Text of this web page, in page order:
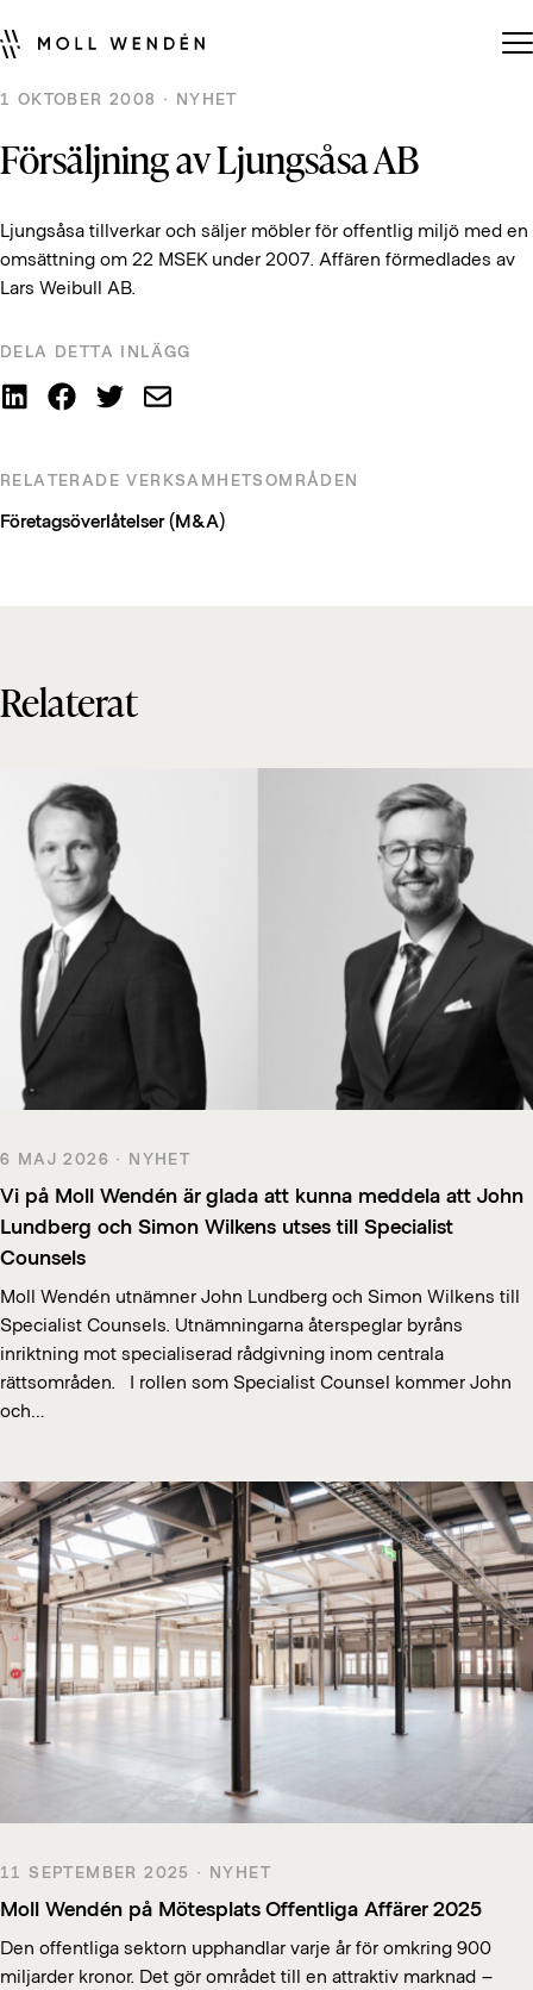
DELA DETTA INLÄGG
RELATERADE VERKSAMHETSOMRÅDEN
Företagsöverlåtelser (M&A)
1 OKTOBER 2008 · NYHET
Försäljning av Ljungsåsa AB
Ljungsåsa tillverkar och säljer möbler för offentlig miljö med en
omsättning om 22 MSEK under 2007. Affären förmedlades av
Lars Weibull AB.
Relaterat
6 MAJ 2026 · NYHET
Vi på Moll Wendén är glada att kunna meddela att John
Lundberg och Simon Wilkens utses till Specialist
Counsels
Moll Wendén utnämner John Lundberg och Simon Wilkens till
Specialist Counsels. Utnämningarna återspeglar byråns
inriktning mot specialiserad rådgivning inom centrala
rättsområden. I rollen som Specialist Counsel kommer John
och…
11 SEPTEMBER 2025 · NYHET
Moll Wendén på Mötesplats Offentliga Affärer 2025
Den offentliga sektorn upphandlar varje år för omkring 900
miljarder kronor. Det gör området till en attraktiv marknad –